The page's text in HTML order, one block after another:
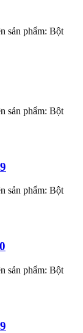
sản phẩm: Bột
sản phẩm: Bột
sản phẩm: Bột
sản phẩm: Bột